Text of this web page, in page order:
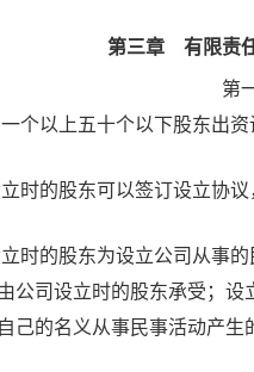
第三章 有限责
第
个以上五十个以下股东出资
时的股东可以签订设立协
时的股东为设立公司从事
公司设立时的股东承受；
己的名义从事民事活动产